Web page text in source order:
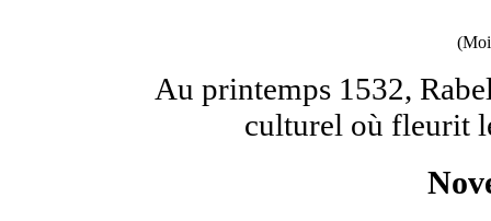
Au printemps 1532,
culturel où fleurit